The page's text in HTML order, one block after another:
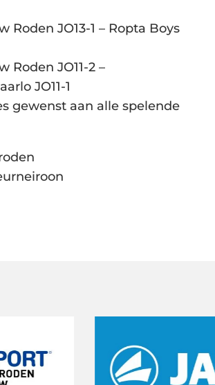
Roden JO13-1 – Ropta Boys
Roden JO11-2 –
JO11-1
gewenst aan alle spelende